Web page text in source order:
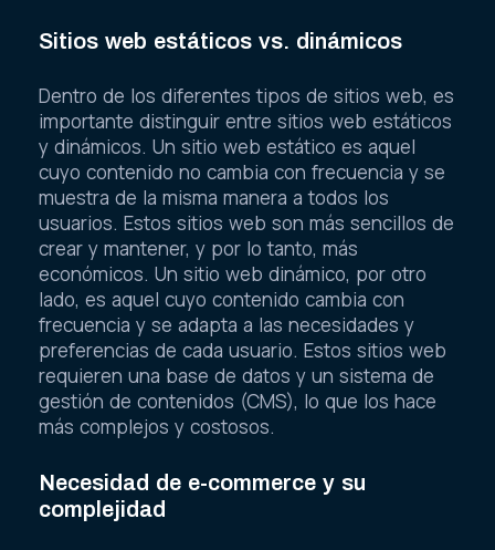
Sitios web estáticos vs. dinámicos
Dentro de los diferentes tipos de sitios web, es
importante distinguir entre sitios web estáticos
y dinámicos. Un sitio web estático es aquel
cuyo contenido no cambia con frecuencia y se
muestra de la misma manera a todos los
usuarios. Estos sitios web son más sencillos de
crear y mantener, y por lo tanto, más
económicos. Un sitio web dinámico, por otro
lado, es aquel cuyo contenido cambia con
frecuencia y se adapta a las necesidades y
preferencias de cada usuario. Estos sitios web
requieren una base de datos y un sistema de
gestión de contenidos (CMS), lo que los hace
más complejos y costosos.
Necesidad de e-commerce y su
complejidad